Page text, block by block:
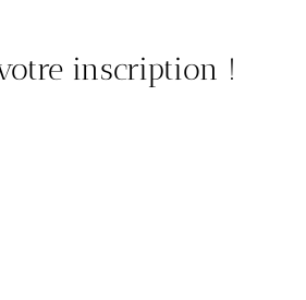
inscription !